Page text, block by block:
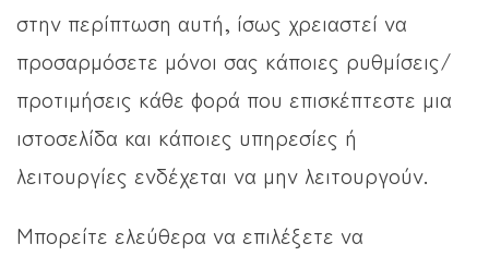
στην περίπτωση αυτή, ίσως χρειαστεί να
προσαρμόσετε μόνοι σας κάποιες ρυθμίσεις/
προτιμήσεις κάθε φορά που επισκέπτεστε μια
ιστοσελίδα και κάποιες υπηρεσίες ή
λειτουργίες ενδέχεται να μην λειτουργούν.
Μπορείτε ελεύθερα να επιλέξετε να